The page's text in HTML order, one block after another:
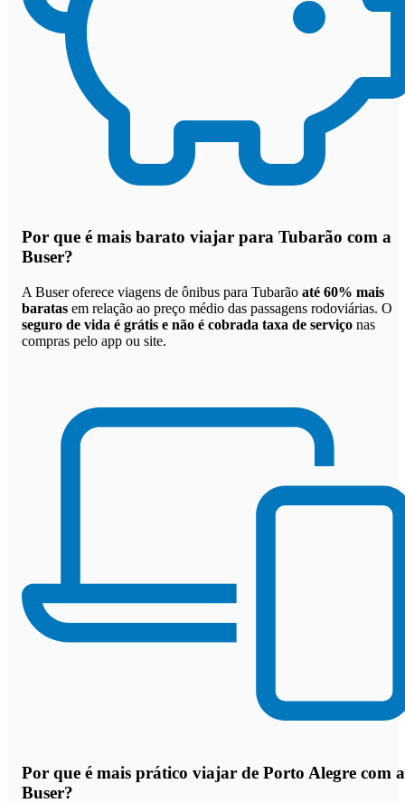
Por que é mais barato viajar para Tubarão com a
Buser?
A Buser oferece viagens de ônibus para Tubarão até 60% mais
baratas em relação ao preço médio das passagens rodoviárias. O
seguro de vida é grátis e não é cobrada taxa de serviço nas
compras pelo app ou site.
Por que é mais prático viajar de Porto Alegre com a
Buser?